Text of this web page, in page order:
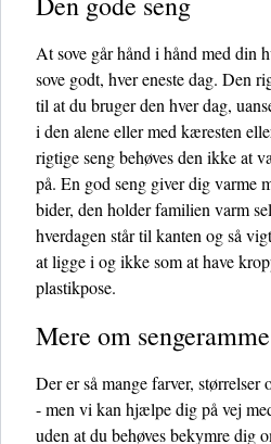
At sove går hånd i hånd med din
sove godt, hver eneste dag. Den
til at du bruger den hver dag,
i den alene eller med kæresten
rigtige seng behøves den ikke at
på. En god seng giver dig varme
bider, den holder familien varm
hverdagen står til kanten og så
at ligge i og ikke som at have
plastikpose.
Mere om
Der er så mange farver,
- men vi kan hjælpe dig på vej
uden at du behøves bekymre dig